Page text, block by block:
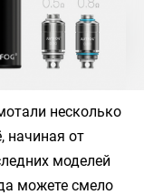
несколько
начиная от
моделей
можете смело